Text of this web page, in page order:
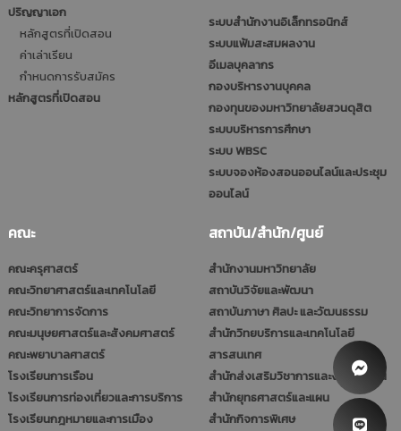
ปริญญาเอก
หลักสูตรที่เปิดสอน
ค่าเล่าเรียน
กำหนดการรับสมัคร
หลักสูตรที่เปิดสอน
ระบบสำนักงานอิเล็กทรอนิกส์
ระบบแฟ้มสะสมผลงาน
อีเมลบุคลากร
กองบริหารงานบุคคล
กองทุนของมหาวิทยาลัยสวนดุสิต
ระบบบริหารการศึกษา
ระบบ WBSC
ระบบจองห้องสอนออนไลน์และประชุม
ออนไลน์
คณะ
คณะครุศาสตร์
คณะวิทยาศาสตร์และเทคโนโลยี
คณะวิทยาการจัดการ
คณะมนุษยศาสตร์และสังคมศาสตร์
คณะพยาบาลศาสตร์
โรงเรียนการเรือน
โรงเรียนการท่องเที่ยวและการบริการ
โรงเรียนกฎหมายและการเมือง
สถาบัน/สำนัก/ศูนย์
สำนักงานมหาวิทยาลัย
สถาบันวิจัยและพัฒนา
สถาบันภาษา ศิลปะ และวัฒนธรรม
สำนักวิทยบริการและเทคโนโลยี
สารสนเทศ
สำนักส่งเสริมวิชาการและงานทะเบียน
สำนักยุทธศาสตร์และแผน
สำนักกิจการพิเศษ